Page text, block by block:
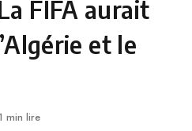
FIFA aurait
et le
min lire